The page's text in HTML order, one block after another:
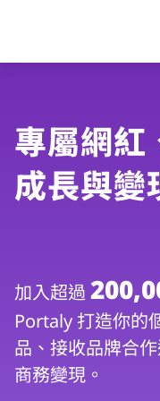
專屬網紅
成長與變
加入超過
Portaly 打造你的
品、接收品牌合
商務變現。